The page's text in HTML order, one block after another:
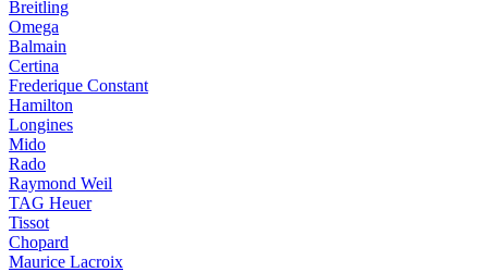
Breitling
Omega
Balmain
Certina
Frederique Constant
Hamilton
Longines
Mido
Rado
Raymond Weil
TAG Heuer
Tissot
Chopard
Maurice Lacroix